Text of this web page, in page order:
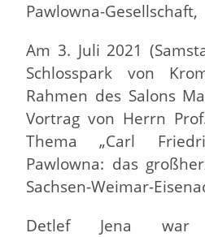
Pawlowna-Gesellschaft,
Am 3. Juli 2021
Schlosspark von
Rahmen des Salons
Vortrag von Herrn
Thema „Carl
Pawlowna: das
Sachsen-Weimar-
Detlef Jena war